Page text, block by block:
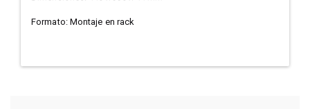
Formato: Montaje en rack